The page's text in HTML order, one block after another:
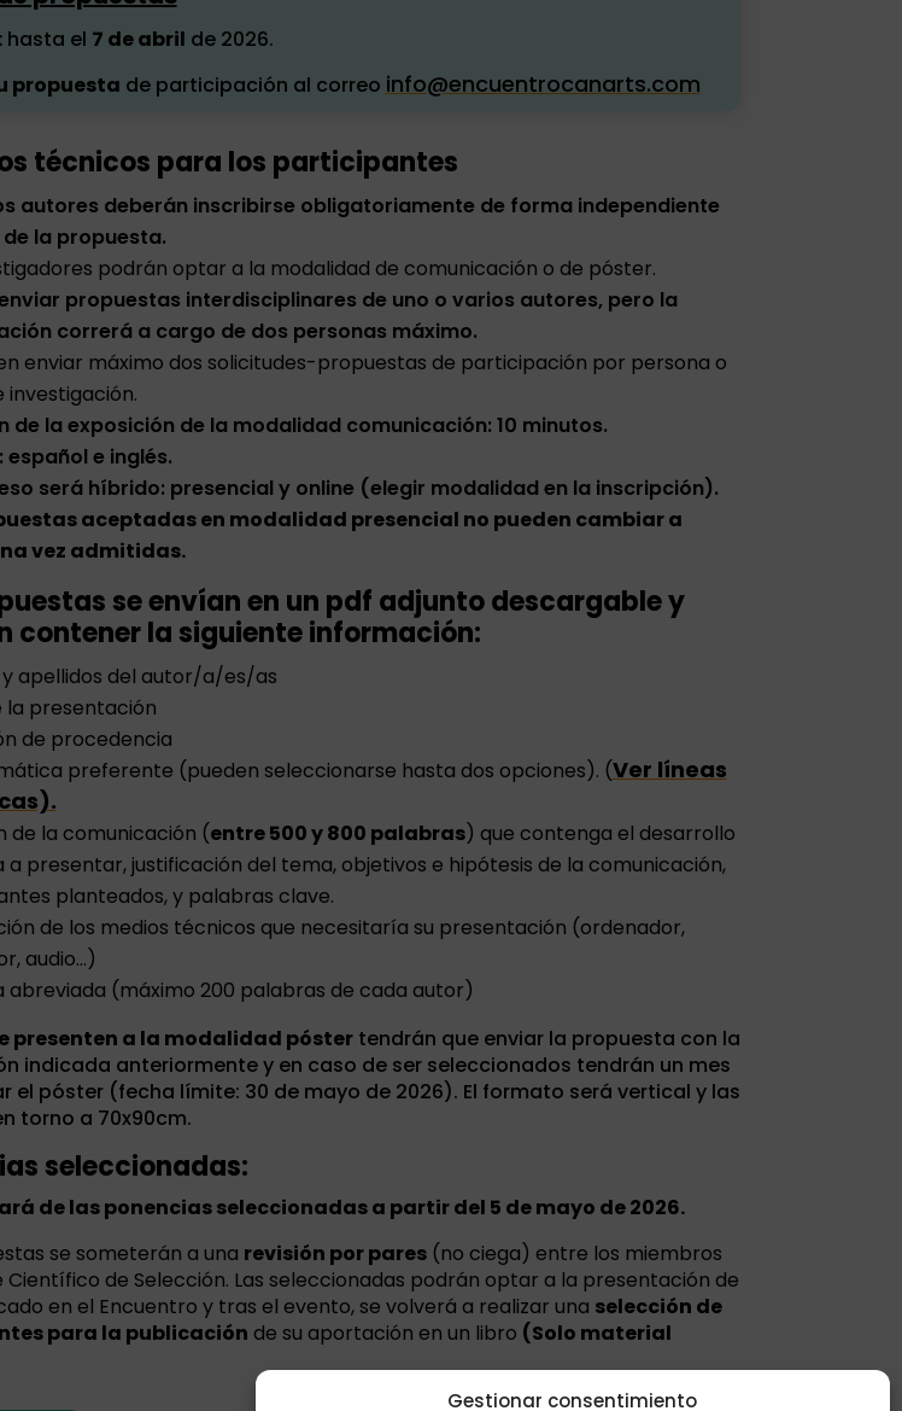
Gestionar consentimiento
hasta el 7 de abril de 2026.
propuesta de participación al correo info@encuentrocanarts.com
técnicos para los participantes
autores deberán inscribirse obligatoriamente de forma independiente
la propuesta.
podrán optar a la modalidad de comunicación o de póster.
propuestas interdisciplinares de uno o varios autores, pero la
correrá a cargo de dos personas máximo.
enviar máximo dos solicitudes-propuestas de participación por persona o
investigación.
de la exposición de la modalidad comunicación: 10 minutos.
español e inglés.
será híbrido: presencial y online (elegir modalidad en la inscripción).
aceptadas en modalidad presencial no pueden cambiar a
vez admitidas.
se envían en un pdf adjunto descargable y
contener la siguiente información:
apellidos del autor/a/es/as
la presentación
de procedencia
preferente (pueden seleccionarse hasta dos opciones). (Ver líneas
de la comunicación (entre 500 y 800 palabras) que contenga el desarrollo
a presentar, justificación del tema, objetivos e hipótesis de la comunicación,
planteados, y palabras clave.
de los medios técnicos que necesitaría su presentación (ordenador,
audio…)
abreviada (máximo 200 palabras de cada autor)
presenten a la modalidad póster tendrán que enviar la propuesta con la
indicada anteriormente y en caso de ser seleccionados tendrán un mes
el póster (fecha límite: 30 de mayo de 2026). El formato será vertical y las
torno a 70x90cm.
seleccionadas:
de las ponencias seleccionadas a partir del 5 de mayo de 2026.
se someterán a una revisión por pares(no ciega) entre los miembros
Científico de Selección. Las seleccionadas podrán optar a la presentación de
en el Encuentro y tras el evento, se volverá a realizar una selección de
para la publicación de su aportación en un libro (Solo material